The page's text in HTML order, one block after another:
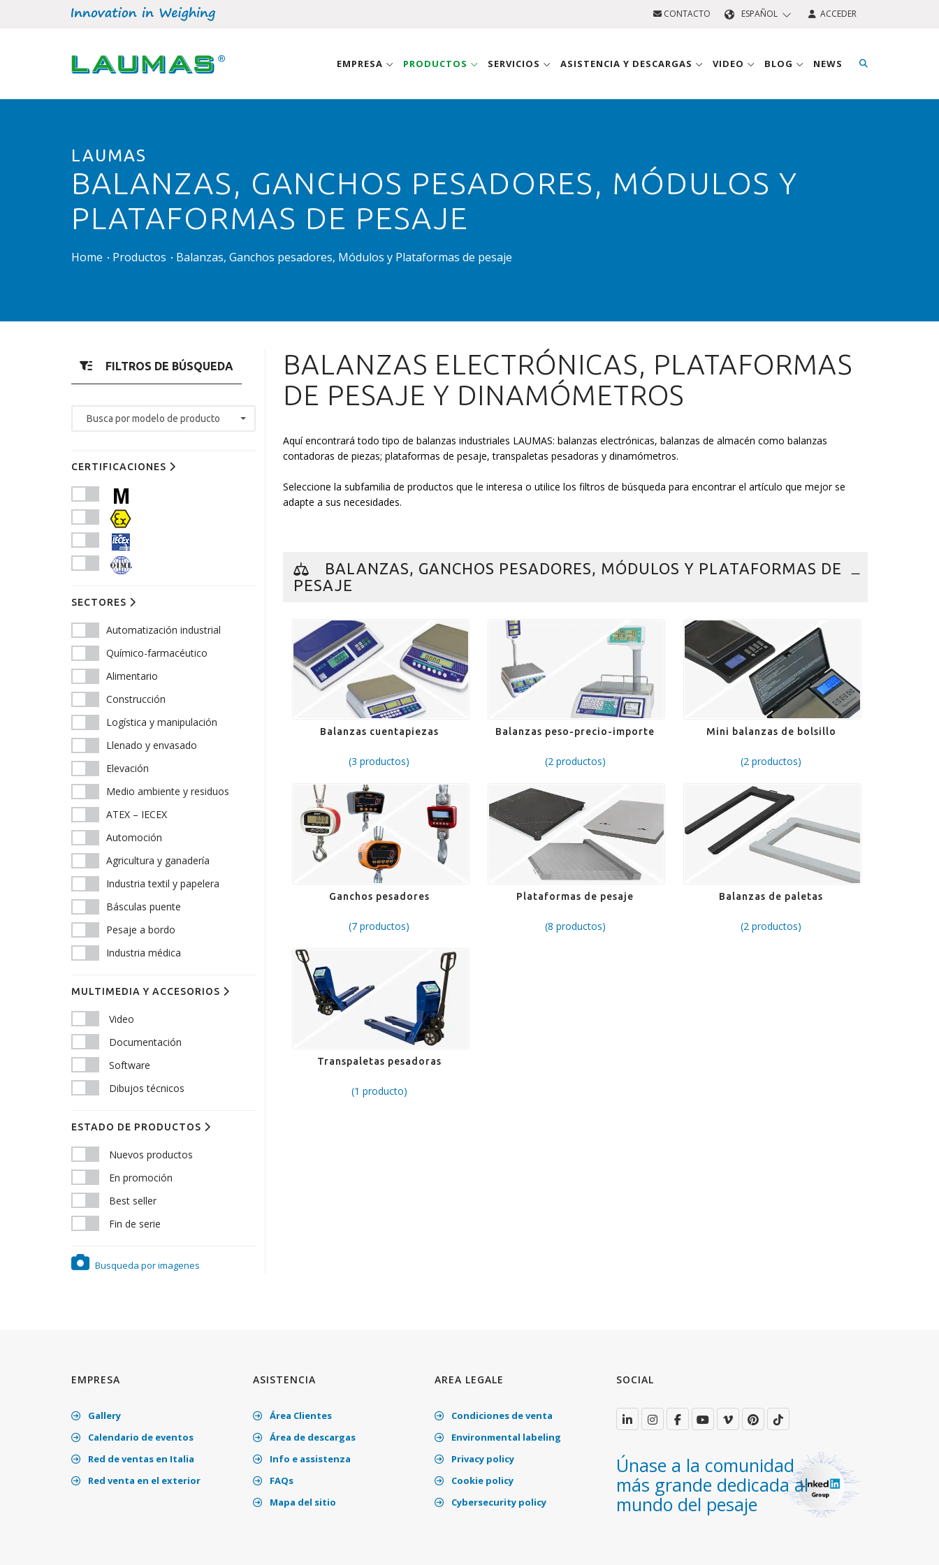
CONTACTO ESPAÑOL ACCEDER
EMPRESA PRODUCTOS SERVICIOS ASISTENCIA Y DESCARGAS VIDEO BLOG NEWS
LAUMAS
BALANZAS, GANCHOS PESADORES, MÓDULOS Y
PLATAFORMAS DE PESAJE
Home Productos Balanzas, Ganchos pesadores, Módulos y Plataformas de pesaje
FILTROS DE BÚSQUEDA
Busca por modelo de producto
CERTIFICACIONES
SECTORES
Automatización industrial
Químico-farmacéutico
Alimentario
Construcción
Logística y manipulación
Llenado y envasado
Elevación
Medio ambiente y residuos
ATEX – IECEX
Automoción
Agricultura y ganadería
Industria textil y papelera
Básculas puente
Pesaje a bordo
Industria médica
MULTIMEDIA Y ACCESORIOS
Video
Documentación
Software
Dibujos técnicos
ESTADO DE PRODUCTOS
Nuevos productos
En promoción
Best seller
Fin de serie
Busqueda por imagenes
BALANZAS ELECTRÓNICAS, PLATAFORMAS
DE PESAJE Y DINAMÓMETROS
Aquí encontrará todo tipo de balanzas industriales LAUMAS: balanzas electrónicas, balanzas de almacén como balanzas
contadoras de piezas; plataformas de pesaje, transpaletas pesadoras y dinamómetros.
Seleccione la subfamilia de productos que le interesa o utilice los filtros de búsqueda para encontrar el artículo que mejor se
adapte a sus necesidades.
BALANZAS, GANCHOS PESADORES, MÓDULOS Y PLATAFORMAS DE
PESAJE
Balanzas cuentapiezas
(3 productos)
Balanzas peso-precio-importe
(2 productos)
Mini balanzas de bolsillo
(2 productos)
Ganchos pesadores
(7 productos)
Plataformas de pesaje
(8 productos)
Balanzas de paletas
(2 productos)
Transpaletas pesadoras
(1 producto)
EMPRESA
Gallery
Calendario de eventos
Red de ventas en Italia
Red venta en el exterior
ASISTENCIA
Área Clientes
Área de descargas
Info e assistenza
FAQs
Mapa del sitio
AREA LEGALE
Condiciones de venta
Environmental labeling
Privacy policy
Cookie policy
Cybersecurity policy
SOCIAL
Únase a la comunidad
más grande dedicada al
mundo del pesaje